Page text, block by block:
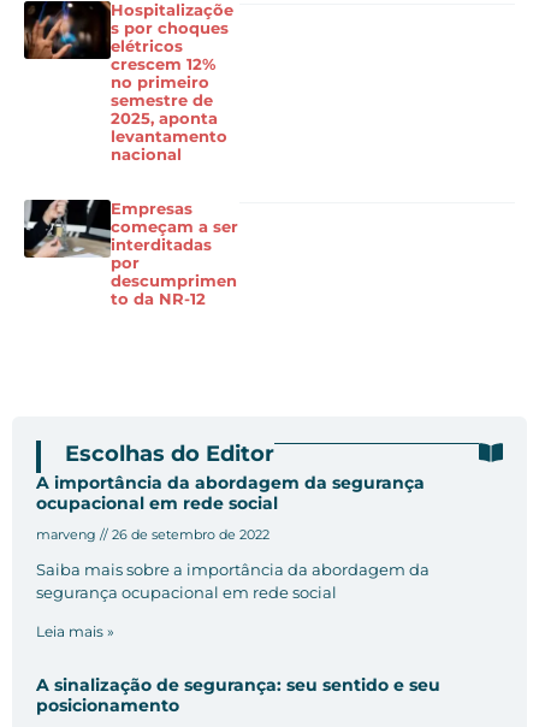
Hospitalizaçõe
s por choques
elétricos
crescem 12%
no primeiro
semestre de
2025, aponta
levantamento
nacional
Empresas
começam a ser
interditadas
por
descumprimen
to da NR-12
Escolhas do Editor
A importância da abordagem da segurança
ocupacional em rede social
marveng 26 de setembro de 2022
Saiba mais sobre a importância da abordagem da
segurança ocupacional em rede social
Leia mais »
A sinalização de segurança: seu sentido e seu
posicionamento